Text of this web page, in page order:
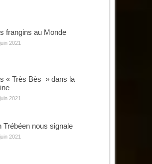
frangins au Monde
2021
« Très Bès » dans la
2021
Trébéen nous signale
2021